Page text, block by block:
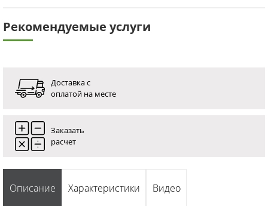
Рекомендуемые услуги
Доставка с
оплатой на месте
Заказать
расчет
Описание Характеристики Видео